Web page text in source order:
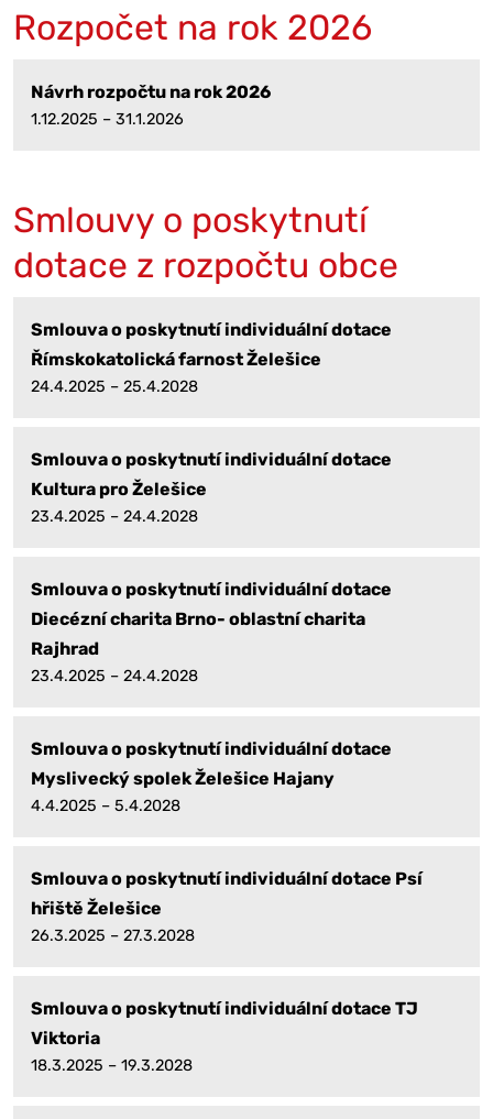
Rozpočet na rok 2026
Návrh rozpočtu na rok 2026
1.12.2025 – 31.1.2026
Smlouvy o poskytnutí
dotace z rozpočtu obce
Smlouva o poskytnutí individuální dotace
Římskokatolická farnost Želešice
24.4.2025 – 25.4.2028
Smlouva o poskytnutí individuální dotace
Kultura pro Želešice
23.4.2025 – 24.4.2028
Smlouva o poskytnutí individuální dotace
Diecézní charita Brno- oblastní charita
Rajhrad
23.4.2025 – 24.4.2028
Smlouva o poskytnutí individuální dotace
Myslivecký spolek Želešice Hajany
4.4.2025 – 5.4.2028
Smlouva o poskytnutí individuální dotace Psí
hřiště Želešice
26.3.2025 – 27.3.2028
Smlouva o poskytnutí individuální dotace TJ
Viktoria
18.3.2025 – 19.3.2028